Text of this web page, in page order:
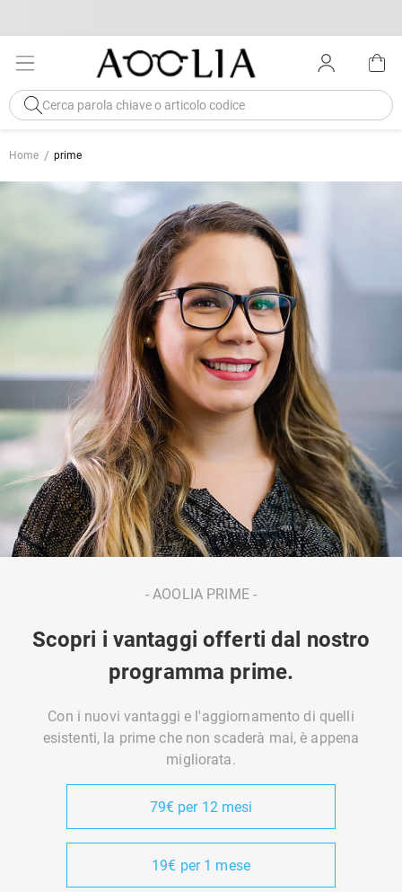
Home prime
- AOOLIA PRIME -
Scopri i vantaggi offerti dal nostro
programma prime.
Con i nuovi vantaggi e l'aggiornamento di quelli
esistenti, la prime che non scaderà mai, è appena
migliorata.
79€ per 12 mesi
19€ per 1 mese